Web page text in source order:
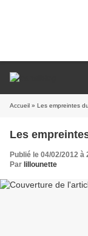
Accueil » Les empreintes
Les
Publié le 04/02/2012 à
Par lillounette